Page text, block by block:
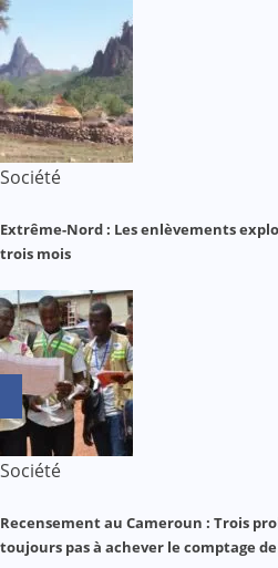
Société
Extrême-Nord : Les enlèvements
trois mois
Société
Recensement au Cameroun : Trois
toujours pas à achever le comptage